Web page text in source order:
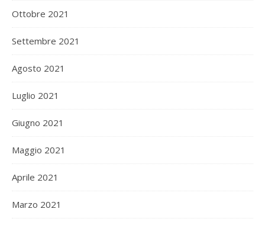
Ottobre 2021
Settembre 2021
Agosto 2021
Luglio 2021
Giugno 2021
Maggio 2021
Aprile 2021
Marzo 2021